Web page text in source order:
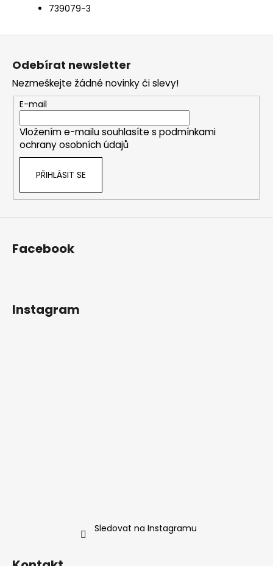
739079-3
Z
Odebírat newsletter
Nezmeškejte žádné novinky či slevy!
E-mail
Vložením e-mailu souhlasíte s podmínkami
ochrany osobních údajů
PŘIHLÁSIT SE
Facebook
Instagram
Sledovat na Instagramu